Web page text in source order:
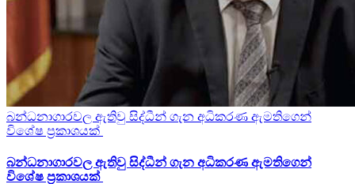
බන්ධනාගාරවල ඇතිවු සිද්ධීන් ගැන අධිකරණ ඇමතිගෙන්
විශේෂ ප්‍රකාශයක්
බන්ධනාගාරවල ඇතිවු සිද්ධීන් ගැන අධිකරණ ඇමතිගෙන්
විශේෂ ප්‍රකාශයක්